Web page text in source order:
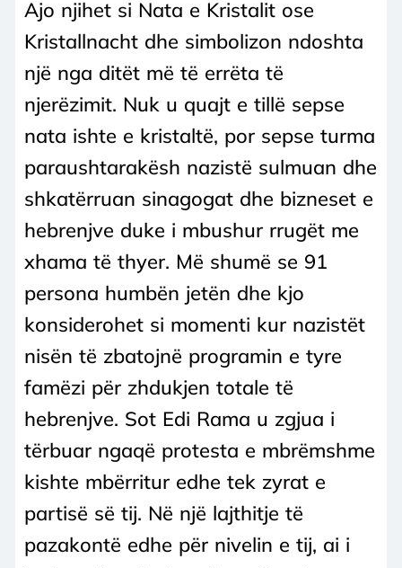
Ajo njihet si Nata e Kristalit ose
Kristallnacht dhe simbolizon ndoshta
një nga ditët më të errëta të
njerëzimit. Nuk u quajt e tillë sepse
nata ishte e kristaltë, por sepse turma
paraushtarakësh nazistë sulmuan dhe
shkatërruan sinagogat dhe bizneset e
hebrenjve duke i mbushur rrugët me
xhama të thyer. Më shumë se 91
persona humbën jetën dhe kjo
konsiderohet si momenti kur nazistët
nisën të zbatojnë programin e tyre
famëzi për zhdukjen totale të
hebrenjve. Sot Edi Rama u zgjua i
tërbuar ngaqë protesta e mbrëmshme
kishte mbërritur edhe tek zyrat e
partisë së tij. Në një lajthitje të
pazakontë edhe për nivelin e tij, ai i